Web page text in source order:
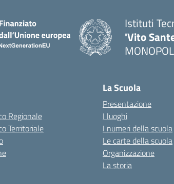
Istituti
'Vito
Regionale
Territoriale
La Scuola
Presentazione
I luoghi
I numeri della scuola
Le carte della scuola
Organizzazione
La storia